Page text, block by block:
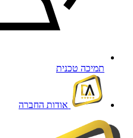
תמיכה טכנית
אודות החברה